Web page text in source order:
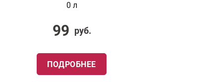
0 л
99 руб.
ПОДРОБНЕЕ